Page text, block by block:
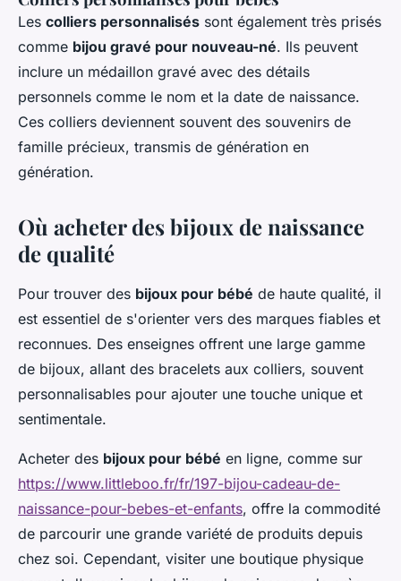
Les colliers personnalisés sont également très prisés
comme bijou gravé pour nouveau-né. Ils peuvent
inclure un médaillon gravé avec des détails
personnels comme le nom et la date de naissance.
Ces colliers deviennent souvent des souvenirs de
famille précieux, transmis de génération en
génération.
Où acheter des bijoux de naissance
de qualité
Pour trouver des bijoux pour bébé de haute qualité, il
est essentiel de s'orienter vers des marques fiables et
reconnues. Des enseignes offrent une large gamme
de bijoux, allant des bracelets aux colliers, souvent
personnalisables pour ajouter une touche unique et
sentimentale.
Acheter des bijoux pour bébé en ligne, comme sur
https://www.littleboo.fr/fr/197-bijou-cadeau-de-
naissance-pour-bebes-et-enfants, offre la commodité
de parcourir une grande variété de produits depuis
chez soi. Cependant, visiter une boutique physique